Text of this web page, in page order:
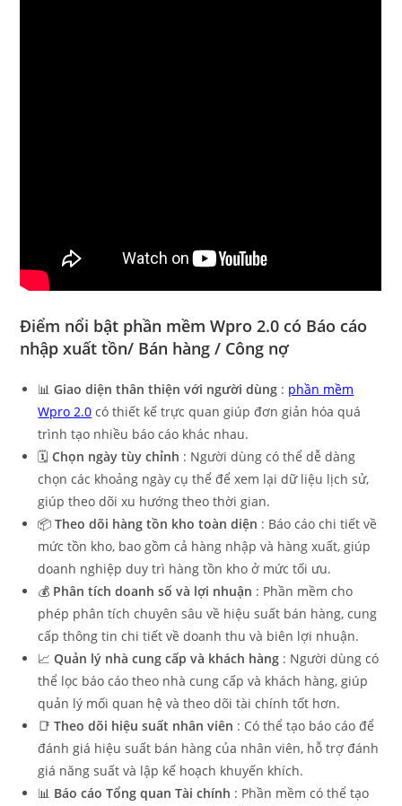
Điểm nổi bật phần mềm Wpro 2.0 có Báo cáo
nhập xuất tồn/ Bán hàng / Công nợ
📊Giao diện thân thiện với người dùng : phần mềm
Wpro 2.0 có thiết kế trực quan giúp đơn giản hóa quá
trình tạo nhiều báo cáo khác nhau.
🗓️Chọn ngày tùy chỉnh : Người dùng có thể dễ dàng
chọn các khoảng ngày cụ thể để xem lại dữ liệu lịch sử,
giúp theo dõi xu hướng theo thời gian.
📦Theo dõi hàng tồn kho toàn diện : Báo cáo chi tiết về
mức tồn kho, bao gồm cả hàng nhập và hàng xuất, giúp
doanh nghiệp duy trì hàng tồn kho ở mức tối ưu.
💰 Phân tích doanh số và lợi nhuận : Phần mềm cho
phép phân tích chuyên sâu về hiệu suất bán hàng, cung
cấp thông tin chi tiết về doanh thu và biên lợi nhuận.
📈Quản lý nhà cung cấp và khách hàng : Người dùng có
thể lọc báo cáo theo nhà cung cấp và khách hàng, giúp
quản lý mối quan hệ và theo dõi tài chính tốt hơn.
📑Theo dõi hiệu suất nhân viên : Có thể tạo báo cáo để
đánh giá hiệu suất bán hàng của nhân viên, hỗ trợ đánh
giá năng suất và lập kế hoạch khuyến khích.
📊 Báo cáo Tổng quan Tài chính : Phần mềm có thể tạo